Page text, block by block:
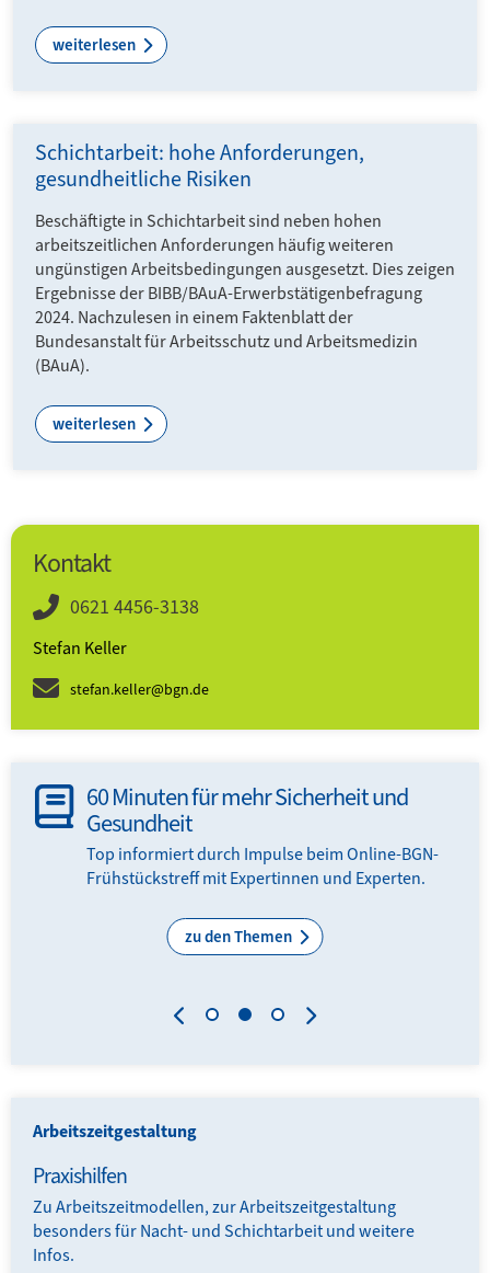
weiterlesen
Schichtarbeit: hohe Anforderungen,
gesundheitliche Risiken
Beschäftigte in Schichtarbeit sind neben hohen
arbeitszeitlichen Anforderungen häufig weiteren
ungünstigen Arbeitsbedingungen ausgesetzt. Dies zeigen
Ergebnisse der BIBB/BAuA-Erwerbstätigenbefragung
2024. Nachzulesen in einem Faktenblatt der
Bundesanstalt für Arbeitsschutz und Arbeitsmedizin
(BAuA).
weiterlesen
Kontakt
0621 4456-3138
Stefan Keller
stefan.keller@bgn.de
60 Minuten für mehr Sicherheit und
Gesundheit
Top informiert durch Impulse beim Online-BGN-
Frühstückstreff mit Expertinnen und Experten.
zu den Themen
Arbeitszeitgestaltung
Praxishilfen
Zu Arbeits­zeit­modellen, zur Arbeits­zeit­gestaltung
besonders für Nacht- und Schicht­arbeit und weitere
Infos.